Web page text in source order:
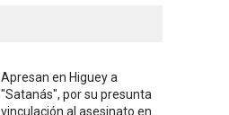
Apresan en Higuey a
"Satanás", por su presunta
vinculación al asesinato en